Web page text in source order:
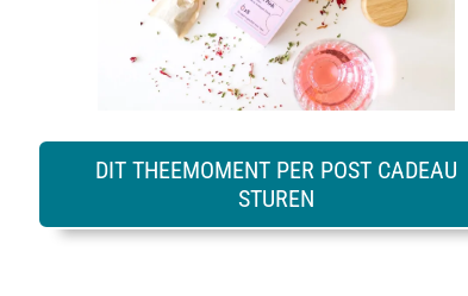
DIT THEEMOMENT PER POST CADEAU
STUREN